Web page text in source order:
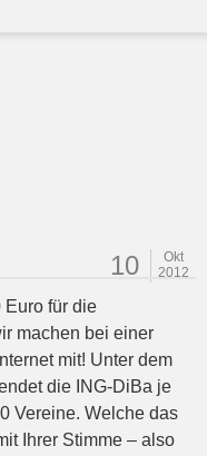
10
Okt
2012
Euro für die
machen bei einer
mit! Unter dem
die ING-DiBa je
Vereine. Welche das
Ihrer Stimme – also